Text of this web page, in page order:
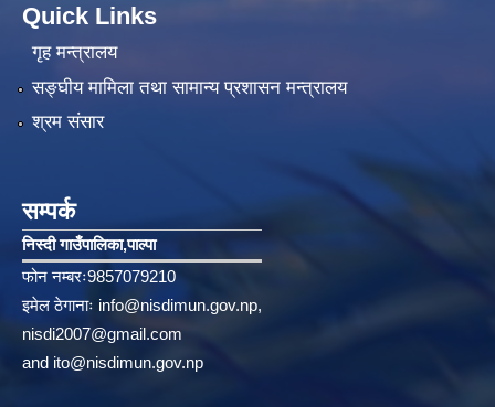
Quick Links
गृह मन्त्रालय
सङ्‍घीय मामिला तथा सामान्य प्रशासन मन्त्रालय
श्रम संसार
सम्पर्क
निस्दी गाउँपालिका‚पाल्पा
फोन नम्बरः9857079210
इमेल ठेगानाः info@nisdimun.gov.np,
nisdi2007@gmail.com
and ito@nisdimun.gov.np